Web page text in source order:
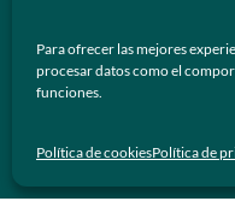
Para ofrecer las mejores
procesar datos como el
funciones.
Política de cookiesPolítica de
ópticos